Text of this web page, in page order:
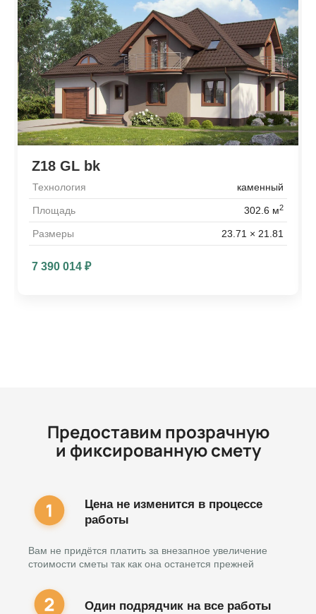
Z18 GL bk
Технология каменный
Площадь 302.6 м2
Размеры 23.71 × 21.81
7 390 014₽
Предоставим прозрачную
и фиксированную смету
Цена не изменится в процессе
работы
Вам не придётся платить за внезапное увеличение
стоимости сметы так как она останется прежней
Один подрядчик на все работы